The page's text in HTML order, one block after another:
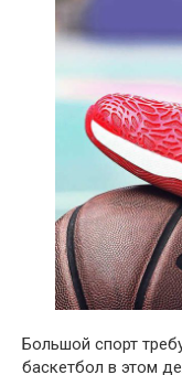
Большой спорт
баскетбол в этом